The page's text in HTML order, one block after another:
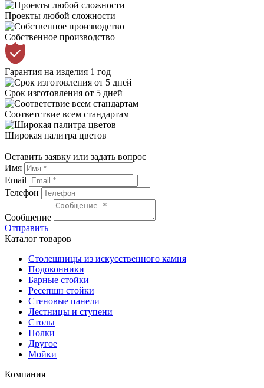
Проекты любой сложности
Собственное производство
Гарантия на изделия 1 год
Срок изготовления от 5 дней
Соответствие всем стандартам
Широкая палитра цветов
Оставить заявку или задать вопрос
Имя
Email
Телефон
Сообщение
Отправить
Каталог товаров
Столешницы из искусственного камня
Подоконники
Барные стойки
Ресепшн стойки
Стеновые панели
Лестницы и ступени
Столы
Полки
Другое
Мойки
Компания